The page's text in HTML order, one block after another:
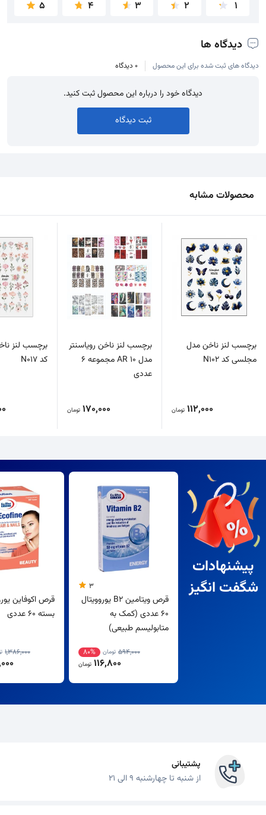
1
2
3
4
5
دیدگاه ها
دیدگاه های ثبت شده برای این محصول 0 دیدگاه
دیدگاه خود را درباره این محصول ثبت کنید.
ثبت دیدگاه
محصولات مشابه
برچسب لنز ناخن مدل
مجلسی کد N102
112,000 تومان
برچسب لنز ناخن رویاسنتر
مدل AR 10 مجموعه 6
عددی
170,000 تومان
برچسب لنز
کد N017
پیشنهادات
شگفت انگیز
3
قرص ویتامین B2 یوروویتال
60 عددی (کمک به
متابولیسم طبیعی)
594,000 تومان 80%
116,800 تومان
قرص اکوفاین
بسته 60 عددی
1,386,000
پشتیبانی
از شنبه تا چهارشنبه 9 الی 21